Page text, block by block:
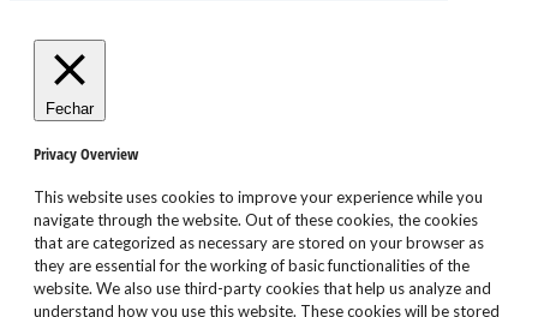
Fechar
Privacy Overview
This website uses cookies to improve your experience while you
navigate through the website. Out of these cookies, the cookies
that are categorized as necessary are stored on your browser as
they are essential for the working of basic functionalities of the
website. We also use third-party cookies that help us analyze and
understand how you use this website. These cookies will be stored